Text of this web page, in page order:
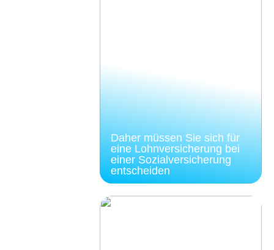
Daher müssen Sie sich für
eine Lohnversicherung bei
einer Sozialversicherung
entscheiden